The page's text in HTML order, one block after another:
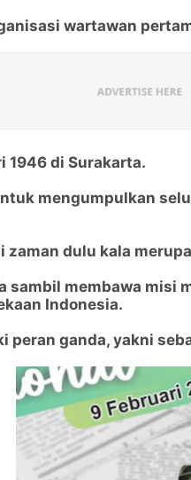
wartawan
1946 di Surakarta.
mengumpulkan
zaman dulu kala
sambil membawa misi
Indonesia.
peran ganda, yakni